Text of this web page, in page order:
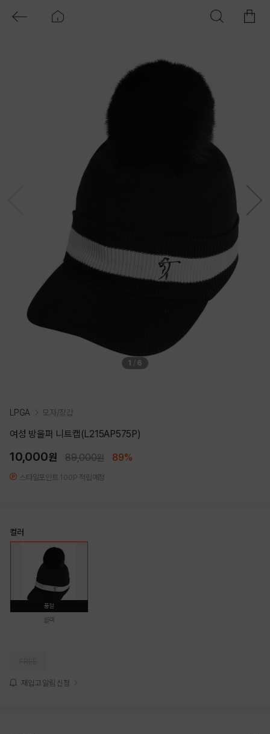
1 / 6
LPGA 모자/장갑
여성 방울퍼 니트캡(L215AP575P)
10,000원 89,000원 89%
스타일포인트 100P 적립예정
컬러
품절
블랙
재입고 알림 신청